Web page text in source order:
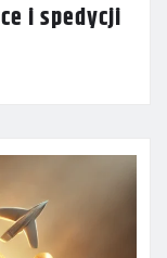
i spedycji